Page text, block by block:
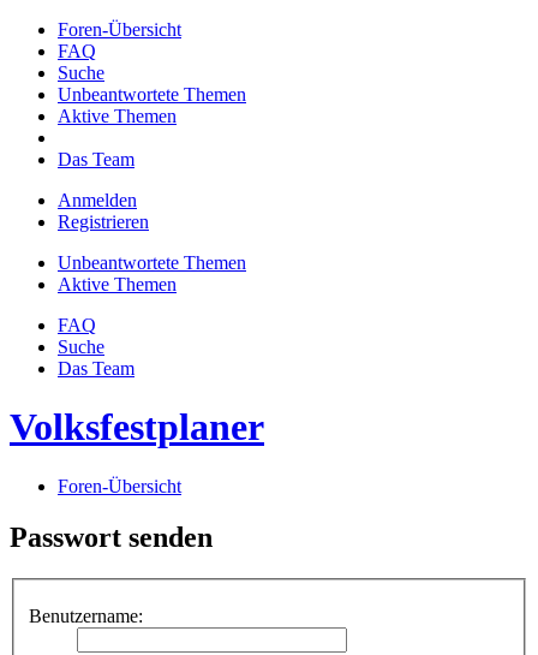
Foren-Übersicht
FAQ
Suche
Unbeantwortete Themen
Aktive Themen
Das Team
Anmelden
Registrieren
Unbeantwortete Themen
Aktive Themen
FAQ
Suche
Das Team
Volksfestplaner
Foren-Übersicht
Passwort senden
Benutzername: